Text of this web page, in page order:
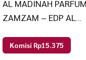
AL MADINAH PARFUM
ZAMZAM – EDP AL
50ml Rose Nabawi
Komisi Rp15.375